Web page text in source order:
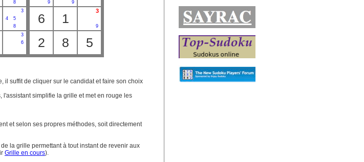
8
9 9
3
4
5
8
6 1
3
9
3
6
2 8 5
il suffit de cliquer sur le candidat et faire son choix
simplifie la grille et met en rouge les
et selon ses propres méthodes, soit directement
la grille permettant à tout instant de revenir aux
Grille en cours).